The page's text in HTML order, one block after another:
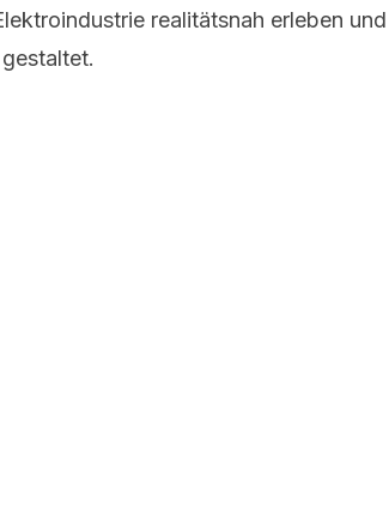
realitätsnah erleben und